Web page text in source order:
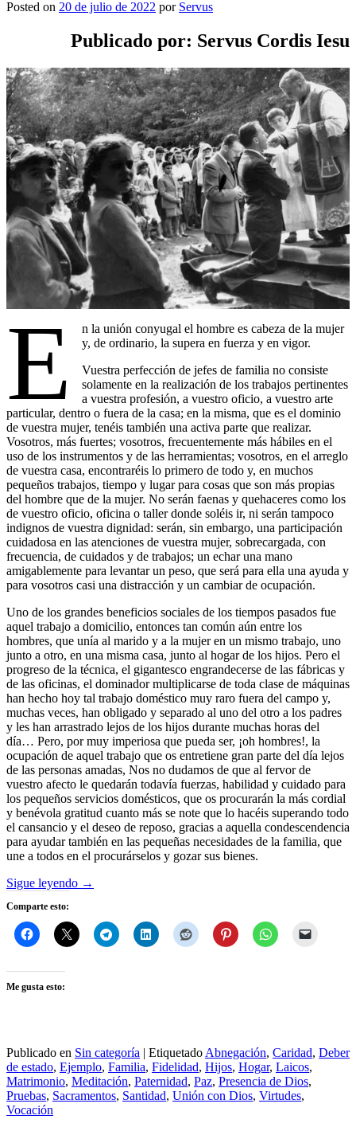
Posted on 20 de julio de 2022 por Servus
Publicado por: Servus Cordis Iesu
E
n la unión conyugal el hombre es cabeza de la mujer
y, de ordinario, la supera en fuerza y en vigor.
Vuestra perfección de jefes de familia no consiste
solamente en la realización de los trabajos pertinentes
a vuestra profesión, a vuestro oficio, a vuestro arte
particular, dentro o fuera de la casa; en la misma, que es el dominio
de vuestra mujer, tenéis también una activa parte que realizar.
Vosotros, más fuertes; vosotros, frecuentemente más hábiles en el
uso de los instrumentos y de las herramientas; vosotros, en el arreglo
de vuestra casa, encontraréis lo primero de todo y, en muchos
pequeños trabajos, tiempo y lugar para cosas que son más propias
del hombre que de la mujer. No serán faenas y quehaceres como los
de vuestro oficio, oficina o taller donde soléis ir, ni serán tampoco
indignos de vuestra dignidad: serán, sin embargo, una participación
cuidadosa en las atenciones de vuestra mujer, sobrecargada, con
frecuencia, de cuidados y de trabajos; un echar una mano
amigablemente para levantar un peso, que será para ella una ayuda y
para vosotros casi una distracción y un cambiar de ocupación.
Uno de los grandes beneficios sociales de los tiempos pasados fue
aquel trabajo a domicilio, entonces tan común aún entre los
hombres, que unía al marido y a la mujer en un mismo trabajo, uno
junto a otro, en una misma casa, junto al hogar de los hijos. Pero el
progreso de la técnica, el gigantesco engrandecerse de las fábricas y
de las oficinas, el dominador multiplicarse de toda clase de máquinas
han hecho hoy tal trabajo doméstico muy raro fuera del campo y,
muchas veces, han obligado y separado al uno del otro a los padres
y les han arrastrado lejos de los hijos durante muchas horas del
día… Pero, por muy imperiosa que pueda ser, ¡oh hombres!, la
ocupación de aquel trabajo que os entretiene gran parte del día lejos
de las personas amadas, Nos no dudamos de que al fervor de
vuestro afecto le quedarán todavía fuerzas, habilidad y cuidado para
los pequeños servicios domésticos, que os procurarán la más cordial
y benévola gratitud cuanto más se note que lo hacéis superando todo
el cansancio y el deseo de reposo, gracias a aquella condescendencia
para ayudar también en las pequeñas necesidades de la familia, que
une a todos en el procurárselos y gozar sus bienes.
Sigue leyendo →
Comparte esto:
Me gusta esto:
Publicado en Sin categoría | Etiquetado Abnegación, Caridad, Deber
de estado, Ejemplo, Familia, Fidelidad, Hijos, Hogar, Laicos,
Matrimonio, Meditación, Paternidad, Paz, Presencia de Dios,
Pruebas, Sacramentos, Santidad, Unión con Dios, Virtudes,
Vocación